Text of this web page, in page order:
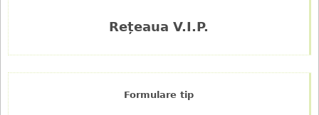
Rețeaua V.I.P.
Formulare tip